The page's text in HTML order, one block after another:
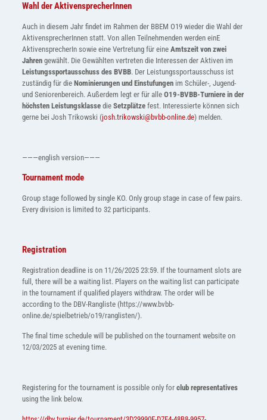
Wahl der AktivensprecherInnen
Auch in diesem Jahr findet im Rahmen der BBEM O19 wieder die Wahl der
AktivensprecherInnen statt. Von allen Teilnehmenden werden einE
AktivensprecherIn sowie eine Vertretung für eine Amtszeit von zwei
Jahrengewählt. Die Gewählten vertreten die Interessen der Aktiven im
Leistungssportausschuss des BVBB. Der Leistungssportausschuss ist
zuständig für die Nominierungen und Einstufungenim Schüler-, Jugend-
und Seniorenbereich. Außerdem legt er für alle O19-BVBB-Turniere in der
höchsten Leistungsklassedie Setzplätzefest. Interessierte können sich
gerne bei Josh Trikowski (josh.trikowski@bvbb-online.de) melden.
———english version———
Tournament mode
Group stage followed by single KO. Only group stage in case of few pairs.
Every division is limited to 32 participants.
Registration
Registration deadline is on 11/26/2025 23:59. If the tournament slots are
full, there will be a waiting list. Players on the waiting list can participate
in the tournament if qualified players withdraw. The order will be
according to the DBV-Rangliste (https://www.bvbb-
online.de/spielbetrieb/o19/ranglisten/).
The final time schedule will be published on the tournament website on
12/03/2025 at evening time.
Registering for the tournament is possible only for club representatives
using the link below.